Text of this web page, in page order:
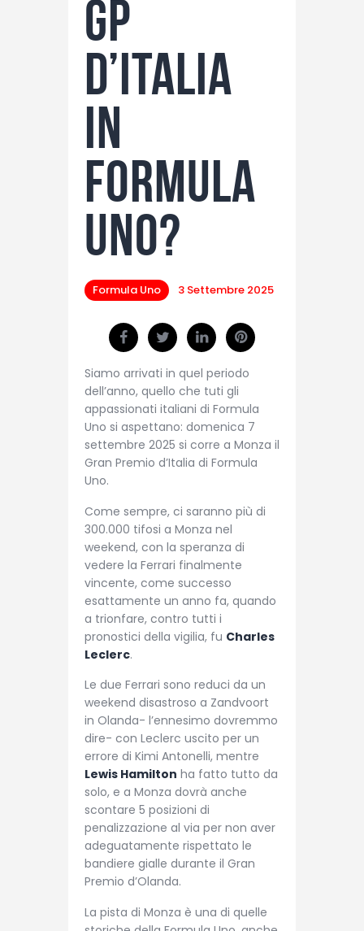
GP
d’Italia
in
Formula
Uno?
Formula Uno 3 Settembre 2025
Siamo arrivati in quel periodo
dell’anno, quello che tuti gli
appassionati italiani di Formula
Uno si aspettano: domenica 7
settembre 2025 si corre a Monza il
Gran Premio d’Italia di Formula
Uno.
Come sempre, ci saranno più di
300.000 tifosi a Monza nel
weekend, con la speranza di
vedere la Ferrari finalmente
vincente, come successo
esattamente un anno fa, quando
a trionfare, contro tutti i
pronostici della vigilia, fu Charles
Leclerc.
Le due Ferrari sono reduci da un
weekend disastroso a Zandvoort
in Olanda- l’ennesimo dovremmo
dire- con Leclerc uscito per un
errore di Kimi Antonelli, mentre
Lewis Hamilton ha fatto tutto da
solo, e a Monza dovrà anche
scontare 5 posizioni di
penalizzazione al via per non aver
adeguatamente rispettato le
bandiere gialle durante il Gran
Premio d’Olanda.
La pista di Monza è una di quelle